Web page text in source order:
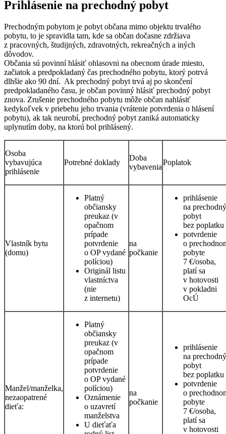
Prihlásenie na prechodný pobyt
Prechodným pobytom je pobyt občana mimo objektu trvalého
pobytu, to je spravidla tam, kde sa občan dočasne zdržiava
z pracovných, študijných, zdravotných, rekreačných a iných
dôvodov.
Občania sú povinní hlásiť ohlasovni na obecnom úrade miesto,
začiatok a predpokladaný čas prechodného pobytu, ktorý potrvá
dlhšie ako 90 dní. Ak prechodný pobyt trvá aj po skončení
predpokladaného času, je občan povinný hlásiť prechodný pobyt
znova. Zrušenie prechodného pobytu môže občan nahlásiť
kedykoľvek v priebehu jeho trvania (vrátenie potvrdenia o hlásení
pobytu), ak tak neurobí, prechodný pobyt zaniká automaticky
uplynutím doby, na ktorú bol prihlásený.
Osoba
vybavujúca
prihlásenie
Potrebné doklady
Doba
vybavenia
Poplatok
Vlastník bytu
(domu)
Platný
občiansky
preukaz (v
opačnom
prípade
potvrdenie
o OP vydané
políciou)
Originál listu
vlastníctva
(nie
z internetu)
na
počkanie
prihlásenie
na prechodný
pobyt
bez poplatku
potvrdenie
o
pobyte
7 €/osoba,
platí sa
v hotovosti
v pokladni
OcÚ
Manžel/manželka,
nezaopatrené
dieťa:
Platný
občiansky
preukaz (v
opačnom
prípade
potvrdenie
o OP vydané
políciou)
Oznámenie
o uzavretí
manželstva
U dieťaťa
na
počkanie
prihlásenie
na prechodný
pobyt
bez poplatku
potvrdenie
o
pobyte
7 €/osoba,
platí sa
v hotovosti